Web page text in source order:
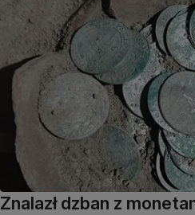
Znalazł dzban z